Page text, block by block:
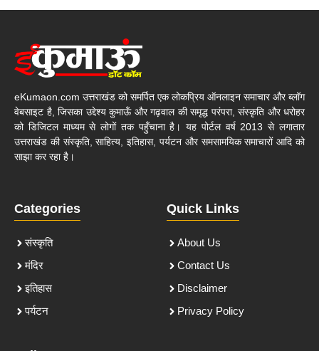
eKumaon.com उत्तराखंड को समर्पित एक लोकप्रिय ऑनलाइन समाचार और ब्लॉग
वेबसाइट है, जिसका उद्देश्य कुमाऊँ और गढ़वाल की समृद्ध परंपरा, संस्कृति और धरोहर
को डिजिटल माध्यम से लोगों तक पहुँचाना है। यह पोर्टल वर्ष 2013 से लगातार
उत्तराखंड की संस्कृति, साहित्य, इतिहास, पर्यटन और समसामयिक समाचारों आदि को
साझा कर रहा है।
Categories
संस्कृति
मंदिर
इतिहास
पर्यटन
Quick Links
About Us
Contact Us
Disclaimer
Privacy Policy